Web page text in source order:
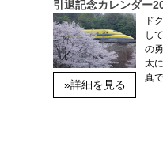
引退記念カレンダー
»詳細を見る
ド
し
の
太
真